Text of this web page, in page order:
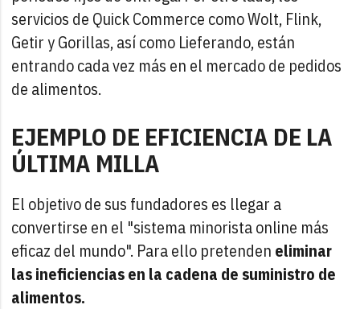
servicios de Quick Commerce como Wolt, Flink,
Getir y Gorillas, así como Lieferando, están
entrando cada vez más en el mercado de pedidos
de alimentos.
EJEMPLO DE EFICIENCIA DE LA
ÚLTIMA MILLA
El objetivo de sus fundadores es llegar a
convertirse en el "sistema minorista online más
eficaz del mundo". Para ello pretenden eliminar
las ineficiencias en la cadena de suministro de
alimentos.